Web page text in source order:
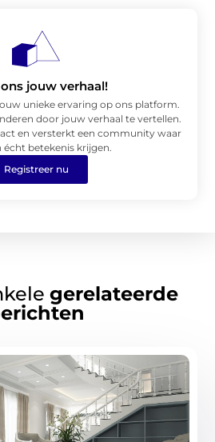
jouw verhaal!
unieke ervaring op ons platform.
door jouw verhaal te vertellen.
en versterkt een community waar
écht betekenis krijgen.
Registreer nu
gerelateerde